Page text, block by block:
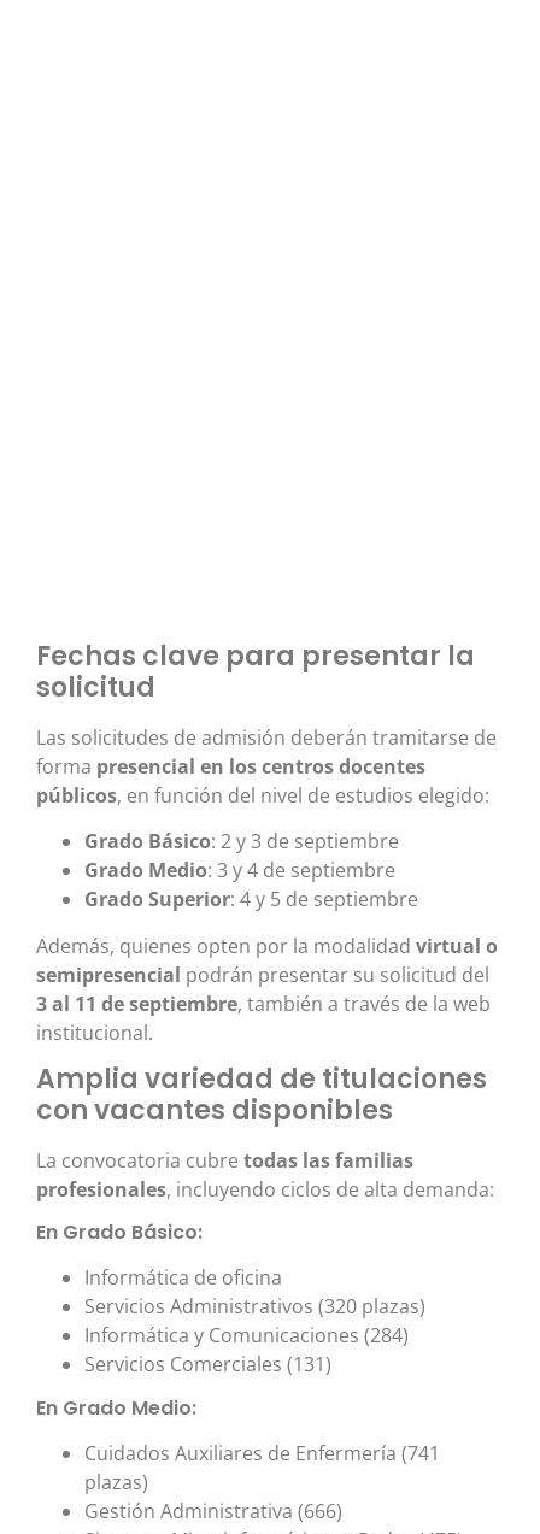
Fechas clave para presentar la
solicitud
Las solicitudes de admisión deberán tramitarse de
forma presencial en los centros docentes
públicos, en función del nivel de estudios elegido:
Grado Básico: 2 y 3 de septiembre
Grado Medio: 3 y 4 de septiembre
Grado Superior: 4 y 5 de septiembre
Además, quienes opten por la modalidad virtual o
semipresencial podrán presentar su solicitud del
3 al 11 de septiembre, también a través de la web
institucional.
Amplia variedad de titulaciones
con vacantes disponibles
La convocatoria cubre todas las familias
profesionales, incluyendo ciclos de alta demanda:
En Grado Básico:
Informática de oficina
Servicios Administrativos (320 plazas)
Informática y Comunicaciones (284)
Servicios Comerciales (131)
En Grado Medio:
Cuidados Auxiliares de Enfermería (741
plazas)
Gestión Administrativa (666)